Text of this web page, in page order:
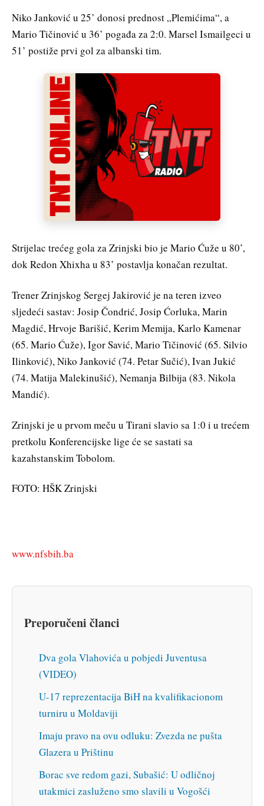
Niko Janković u 25’ donosi prednost „Plemićima“, a
Mario Tičinović u 36’ pogađa za 2:0. Marsel Ismailgeci u
51’ postiže prvi gol za albanski tim.
Strijelac trećeg gola za Zrinjski bio je Mario Ćuže u 80’,
dok Redon Xhixha u 83’ postavlja konačan rezultat.
Trener Zrinjskog Sergej Jakirović je na teren izveo
sljedeći sastav: Josip Čondrić, Josip Ćorluka, Marin
Magdić, Hrvoje Barišić, Kerim Memija, Karlo Kamenar
(65. Mario Ćuže), Igor Savić, Mario Tičinović (65. Silvio
Ilinković), Niko Janković (74. Petar Sučić), Ivan Jukić
(74. Matija Malekinušić), Nemanja Bilbija (83. Nikola
Mandić).
Zrinjski je u prvom meču u Tirani slavio sa 1:0 i u trećem
pretkolu Konferencijske lige će se sastati sa
kazahstanskim Tobolom.
FOTO: HŠK Zrinjski
www.nfsbih.ba
Preporučeni članci
Dva gola Vlahovića u pobjedi Juventusa
(VIDEO)
U-17 reprezentacija BiH na kvalifikacionom
turniru u Moldaviji
Imaju pravo na ovu odluku: Zvezda ne pušta
Glazera u Prištinu
Borac sve redom gazi, Subašić: U odličnoj
utakmici zasluženo smo slavili u Vogošći